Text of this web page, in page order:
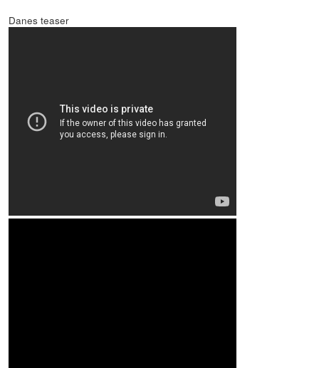
Danes teaser